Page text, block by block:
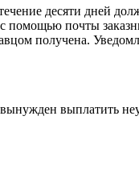
десяти дней
помощью почты
получена.
выплатить